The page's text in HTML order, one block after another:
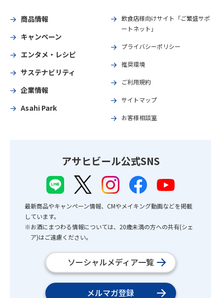
商品情報
キャンペーン
エンタメ・レシピ
サステナビリティ
企業情報
Asahi Park
飲食店様向けサイト「ご繁盛サポ
ートネット」
プライバシーポリシー
推奨環境
ご利用規約
サイトマップ
お客様相談室
アサヒビール公式SNS
最新商品やキャンペーン情報、CMやメイキング動画などを掲載
しています。
※お酒にまつわる情報については、20歳未満の方への共有(シェ
ア)はご遠慮ください。
ソーシャルメディア一覧
メルマガ登録